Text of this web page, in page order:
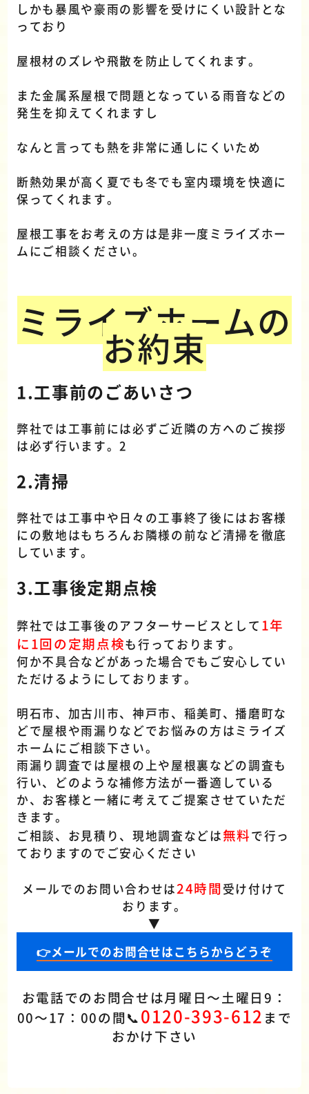
しかも暴風や豪雨の影響を受けにくい設計とな
っており
屋根材のズレや飛散を防止してくれます。
また金属系屋根で問題となっている雨音などの
発生を抑えてくれますし
なんと言っても熱を非常に通しにくいため
断熱効果が高く夏でも冬でも室内環境を快適に
保ってくれます。
屋根工事をお考えの方は是非一度ミライズホー
ムにご相談ください。
ミライズホームの
お約束
1.工事前のごあいさつ
弊社では工事前には必ずご近隣の方へのご挨拶
は必ず行います。2
2.清掃
弊社では工事中や日々の工事終了後にはお客様
にの敷地はもちろんお隣様の前など清掃を徹底
しています。
3.工事後定期点検
弊社では工事後のアフターサービスとして 1年
に1回の定期点検も行っております。
何か不具合などがあった場合でもご安心してい
ただけるようにしております。
明石市、加古川市、神戸市、稲美町、播磨町な
どで屋根や雨漏りなどでお悩みの方はミライズ
ホームにご相談下さい。
雨漏り調査では屋根の上や屋根裏などの調査も
行い、どのような補修方法が一番適している
か、お客様と一緒に考えてご提案させていただ
きます。
ご相談、お見積り、現地調査などは無料で行っ
ておりますのでご安心ください
メールでのお問い合わせは24時間 受け付けて
おります。
▼
👉メールでのお問合せはこちらからどうぞ
お電話でのお問合せは月曜日～土曜日9：
00～17：00の間📞0120-393-612 まで
おかけ下さい